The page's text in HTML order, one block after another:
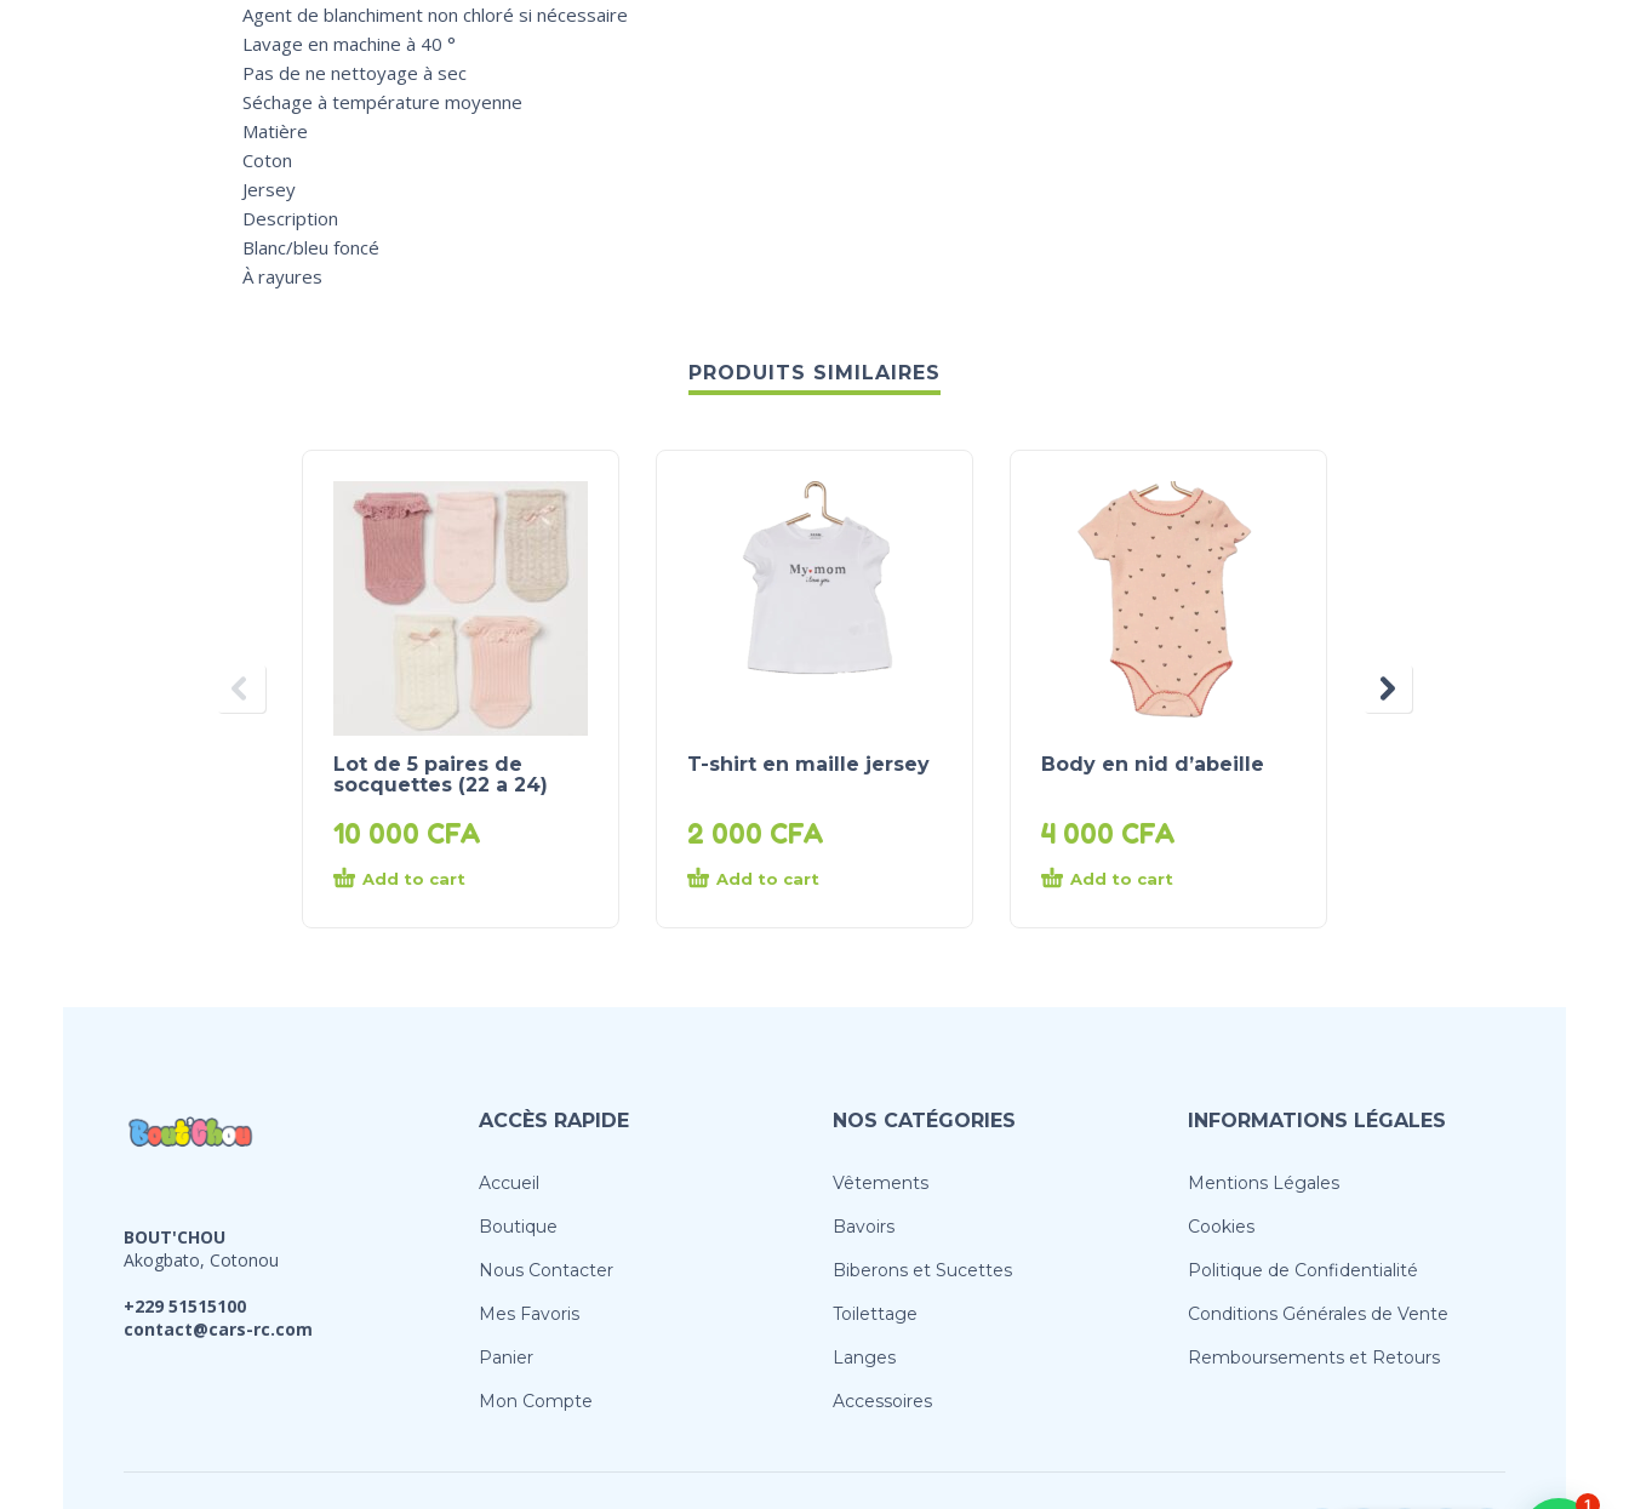
Agent de blanchiment non chloré si nécessaire
Lavage en machine à 40 °
Pas de ne nettoyage à sec
Séchage à température moyenne
Matière
Coton
Jersey
Description
Blanc/bleu foncé
À rayures
PRODUITS SIMILAIRES
Lot de 5 paires de
socquettes (22 a 24)
10 000 CFA
Add to cart
T-shirt en maille jersey
2 000 CFA
Add to cart
Body en nid d’abeille
4 000 CFA
Add to cart
BOUT'CHOU
Akogbato, Cotonou
+229 51515100
contact@cars-rc.com
ACCÈS RAPIDE
Accueil
Boutique
Nous Contacter
Mes Favoris
Panier
Mon Compte
NOS CATÉGORIES
Vêtements
Bavoirs
Biberons et Sucettes
Toilettage
Langes
Accessoires
INFORMATIONS LÉGALES
Mentions Légales
Cookies
Politique de Confidentialité
Conditions Générales de Vente
Remboursements et Retours
1